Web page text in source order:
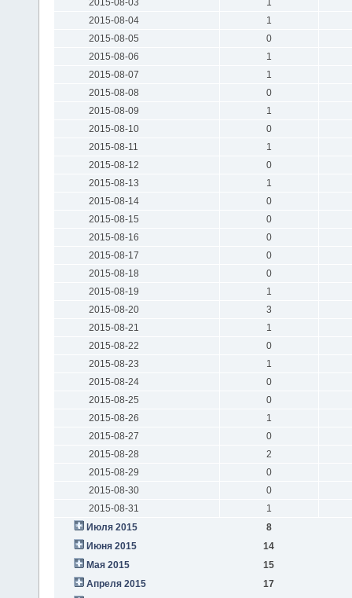
2015-08-03
1
2015-08-04
1
2015-08-05
0
2015-08-06
1
2015-08-07
1
2015-08-08
0
2015-08-09
1
2015-08-10
0
2015-08-11
1
2015-08-12
0
2015-08-13
1
2015-08-14
0
2015-08-15
0
2015-08-16
0
2015-08-17
0
2015-08-18
0
2015-08-19
1
2015-08-20
3
2015-08-21
1
2015-08-22
0
2015-08-23
1
2015-08-24
0
2015-08-25
0
2015-08-26
1
2015-08-27
0
2015-08-28
2
2015-08-29
0
2015-08-30
0
2015-08-31
1
Июля 2015
8
Июня 2015
14
Мая 2015
15
Апреля 2015
17